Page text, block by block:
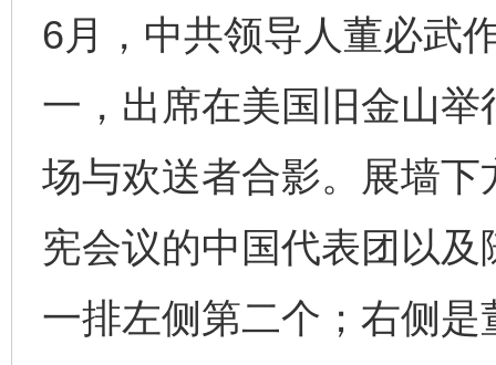
6月，中共领导人董必武
一，出席在美国旧金山
场与欢送者合影。展墙
宪会议的中国代表团以
一排左侧第二个；右侧